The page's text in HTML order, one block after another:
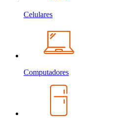
Celulares
Computadores